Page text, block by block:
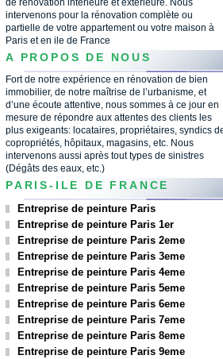
de rénovation intérieure et extérieure. Nous
intervenons pour la rénovation complète ou
partielle de votre appartement ou votre maison à
Paris et en ile de France
A PROPOS DE NOUS
Fort de notre expérience en rénovation de bien
immobilier, de notre maîtrise de l’urbanisme, et
d’une écoute attentive, nous sommes à ce jour en
mesure de répondre aux attentes des clients les
plus exigeants: locataires, propriétaires, syndics
copropriétés, hôpitaux, magasins, etc. Nous
intervenons aussi après tout types de sinistres
(Dégâts des eaux, etc.)
PARIS-ILE DE FRANCE
Entreprise de peinture Paris
Entreprise de peinture Paris 1er
Entreprise de peinture Paris 2eme
Entreprise de peinture Paris 3eme
Entreprise de peinture Paris 4eme
Entreprise de peinture Paris 5eme
Entreprise de peinture Paris 6eme
Entreprise de peinture Paris 7eme
Entreprise de peinture Paris 8eme
Entreprise de peinture Paris 9eme